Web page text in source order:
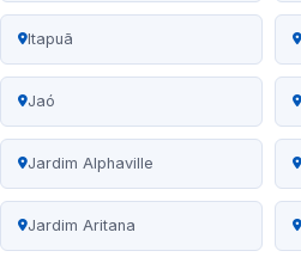
Itapuã
Jaó
Jardim Alphaville
Jardim Aritana